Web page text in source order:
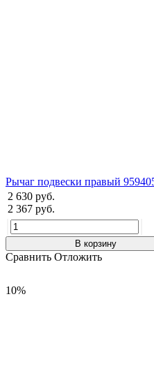
Рычаг подвески правый
2 630 руб.
2 367 руб.
В корзину
Сравнить Отложить
10%